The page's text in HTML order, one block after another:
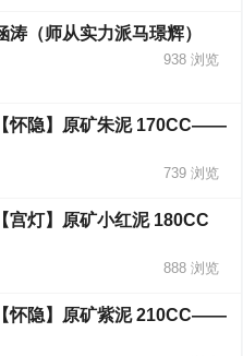
涛（师从实力派马璟辉）
938浏览
怀隐】原矿朱泥 170CC——
739浏览
宫灯】原矿小红泥 180CC
888浏览
怀隐】原矿紫泥 210CC——